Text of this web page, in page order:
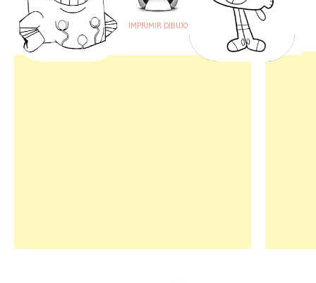
IMPRIMIR DIBUJO